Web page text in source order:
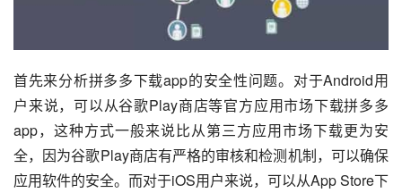
首先来分析拼多多下载app的安全性问题。对于Android用
户来说，可以从谷歌Play商店等官方应用市场下载拼多多
app，这种方式一般来说比从第三方应用市场下载更为安
全，因为谷歌Play商店有严格的审核和检测机制，可以确保
应用软件的安全。而对于iOS用户来说，可以从App Store下